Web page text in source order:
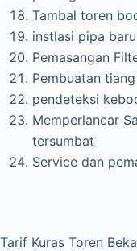
Tambal toren
instlasi pipa baru
Pemasangan
Pembuatan
pendeteksi
Memperlancar
tersumbat
Service dan
Tarif Kuras Toren